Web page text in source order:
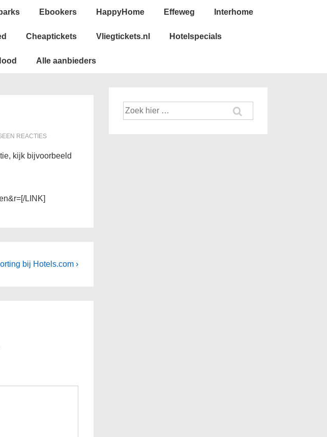
Ebookers HappyHome Effeweg Interhome
Cheaptickets Vliegtickets.nl Hotelspecials
Alle aanbieders
REACTIES
kijk bijvoorbeeld
LINK]
bij Hotels.com ›
Zoek
naar: